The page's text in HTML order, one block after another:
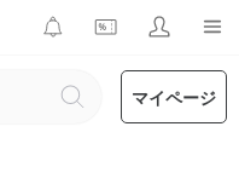
マイページ